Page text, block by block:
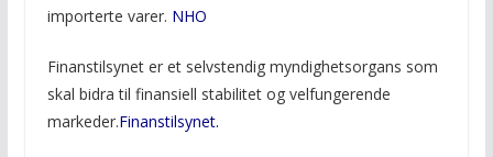
importerte varer. NHO
Finanstilsynet er et selvstendig myndighetsorgans som
skal bidra til finansiell stabilitet og velfungerende
markeder.Finanstilsynet.